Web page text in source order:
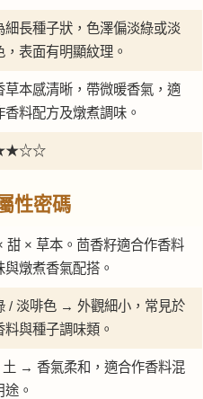
細長種子狀，色澤偏淡綠或淡
，表面有明顯紋理。
草本感清晰，帶微暖香氣，適
香料配方及燉煮調味。
性密碼
甜 × 草本。茴香籽適合作香料
與燉煮香氣配搭。
/ 淡啡色 → 外觀細小，常見於
料與種子調味類。
土 → 香氣柔和，適合作香料混
途。